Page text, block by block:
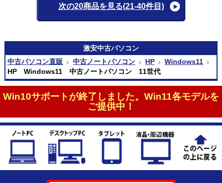
次の20商品を見る(21-40件目)
激安中古パソコン
中古パソコン直販
中古ノートパソコン HP
Windows11
HP Windows11 中古ノートパソコン 11世代
Win10サポートが終了しました。Win11各モデルを
ご提供中！